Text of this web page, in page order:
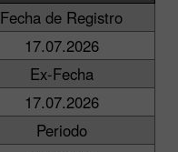
Fecha de Registro
17.07.2026
Ex-Fecha
17.07.2026
Periodo